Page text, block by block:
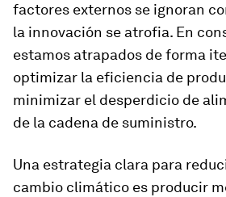
factores externos se ignoran
la innovación se atrofia. En
estamos atrapados de forma
optimizar la eficiencia de
minimizar el desperdicio de
de la cadena de suministro.
Una estrategia clara para
cambio climático es producir